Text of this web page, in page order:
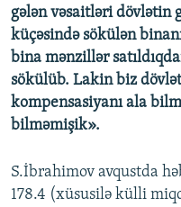
gələn vəsaitləri dövlətin
küçəsində sökülən
bina mənzillər
sökülüb. Lakin biz
kompensasiyanı ala
bilməmişik».
S.İbrahimov avqustda
178.4 (xüsusilə külli